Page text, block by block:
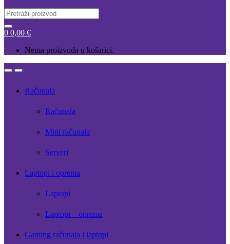
Search
for:
0 0,00 €
Nema proizvoda u košarici.
OpenClose
Računala
Računala
Mini računala
Serveri
Laptopi i oprema
Laptopi
Laptopi – oprema
Gaming računala i laptopi